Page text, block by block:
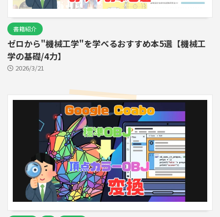
書籍紹介
ゼロから"機械工学"を学べるおすすめ本5選【機械工
学の基礎/4力】
2026/3/21